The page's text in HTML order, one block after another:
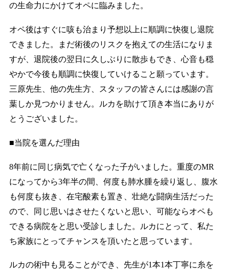
の生命力にかけてオペに臨みました。
オペ後はすぐに咳も治まり予想以上に順調に快復し退院
できました。まだ術後のリスクを抱えての生活になりま
すが、退院後の翌日に久しぶりに散歩もでき、心音も穏
やかで今後も順調に快復していけること願っています。
三原先生、他の先生方、スタッフの皆さんには感謝の言
葉しか見つかりません。ルカを助けて頂き本当にありが
とうございました。
■当院を選んだ理由
8年前に同じ病気で亡くなった子がいました。重度のMR
になってから3年半の間、何度も肺水腫を繰り返し、腹水
も何度も抜き、在宅酸素も置き、壮絶な闘病生活だった
ので、同じ思いはさせたくないと思い、可能ならオペも
できる病院をと思い受診しました。ルカにとって、私た
ち家族にとってチャンスを頂いたと思っています。
ルカの術中も見ることができ、先生が1本1本丁寧に糸を